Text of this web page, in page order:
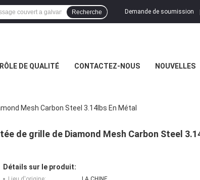
Demande de soumission
Recherche
DE QUALITÉ CONTACTEZ-NOUS NOUVELLES
Mesh Carbon Steel 3.14lbs En Métal
de grille de Diamond Mesh Carbon Steel
Détails sur le produit: